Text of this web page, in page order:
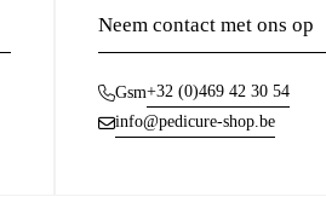
Neem contact met ons op
Gsm+32 (0)469 42 30 54
info@pedicure-shop.be